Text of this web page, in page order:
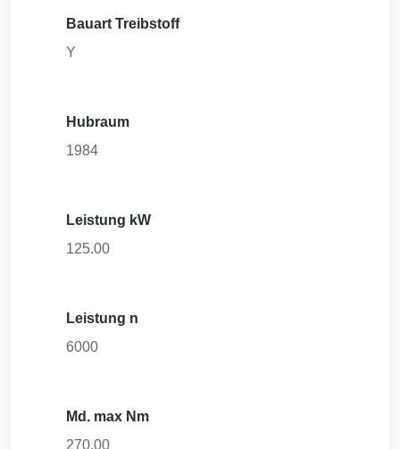
Bauart Treibstoff
Y
Hubraum
1984
Leistung kW
125.00
Leistung n
6000
Md. max Nm
270.00